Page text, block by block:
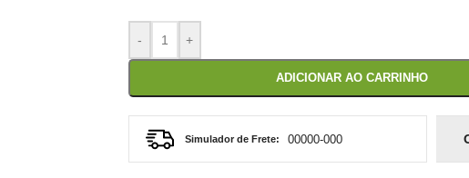
- +
ADICIONAR AO CARRINHO
Simulador de Frete: